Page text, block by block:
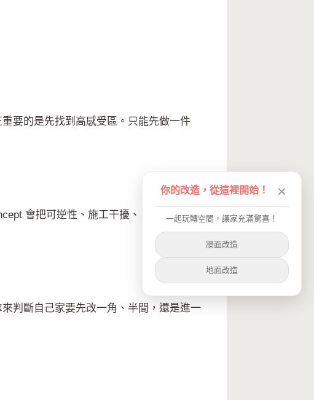
要的是先找到高感受區。只能先做一件
會把可逆性、施工干擾、日常清潔和未
判斷自己家要先改一角、半間，還是進一
你的改造，從這裡開始！ ✕
一起玩轉空間，讓家充滿驚喜！
牆面改造
地面改造